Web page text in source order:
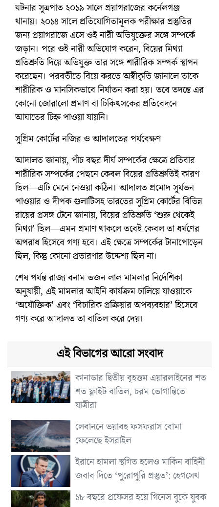
ঘটনার সূত্রপাত ২০১৯ সালে প্রয়াগরাজের কর্নেলগঞ্জ
থানায়। ২০১৪ সালে প্রতিযোগিতামূলক পরীক্ষার প্রস্তুতির
জন্য প্রয়াগরাজে এসে ওই নারী অভিযুক্তের সঙ্গে সম্পর্কে
জড়ান। পরে ওই নারী অভিযোগ করেন, বিয়ের মিথ্যা
প্রতিশ্রুতি দিয়ে অভিযুক্ত তার সঙ্গে শারীরিক সম্পর্ক স্থাপন
করেছেন। পরবর্তীতে বিয়ে করতে অস্বীকৃতি জানালে তাকে
শারীরিক ও মানসিকভাবে নির্যাতন করা হয়। তবে তদন্তে এর
কোনো জোরালো প্রমাণ বা চিকিৎসকের প্রতিবেদনে
আঘাতের চিহ্ন পাওয়া যায়নি।
সুপ্রিম কোর্টের নজির ও আদালতের পর্যবেক্ষণ
আদালত জানায়, পাঁচ বছর দীর্ঘ সম্পর্কের ক্ষেত্রে প্রতিবার
শারীরিক সম্পর্কের পেছনে কেবল বিয়ের প্রতিশ্রুতিই কারণ
ছিল—এটি মেনে নেওয়া কঠিন। আদালত প্রমোদ সূর্যভন
পাওয়ার ও দীপক গুলাটিসহ ভারতের সুপ্রিম কোর্টের বিভিন্ন
রায়ের প্রসঙ্গ টেনে জানায়, বিয়ের প্রতিশ্রুতি ‘শুরু থেকেই
মিথ্যা’ ছিল—এমন প্রমাণ থাকলে তবেই কেবল তা ধর্ষণের
অপরাধ হিসেবে গণ্য হবে। এই ক্ষেত্রে সম্পর্কের টানাপোড়েন
ছিল, কিন্তু কোনো প্রতারণার উদ্দেশ্য ছিল না।
শেষ পর্যন্ত রাজ্য বনাম ভজন লাল মামলার নির্দেশিকা
অনুযায়ী, এই মামলার আইনি কার্যক্রম চালিয়ে যাওয়াকে
‘অযৌক্তিক’ এবং ‘বিচারিক প্রক্রিয়ার অপব্যবহার’ হিসেবে
গণ্য করে আদালত তা বাতিল করে দেয়।
এই বিভাগের আরো সংবাদ
কানাডার দ্বিতীয় বৃহত্তম এয়ারলাইনের শত
শত ফ্লাইট বাতিল, চরম ভোগান্তিতে
যাত্রীরা
লেবাননে ভয়াবহ ফসফরাস বোমা
ফেলেছে ইসরাইল
ইরানে হামলা স্থগিত হলেও মার্কিন বাহিনী
জবাব দিতে ‘পুরোপুরি প্রস্তুত’: হেগসেথ
১৮ বছরে প্রফেসর হয়ে গিনেস বুকে যুবক